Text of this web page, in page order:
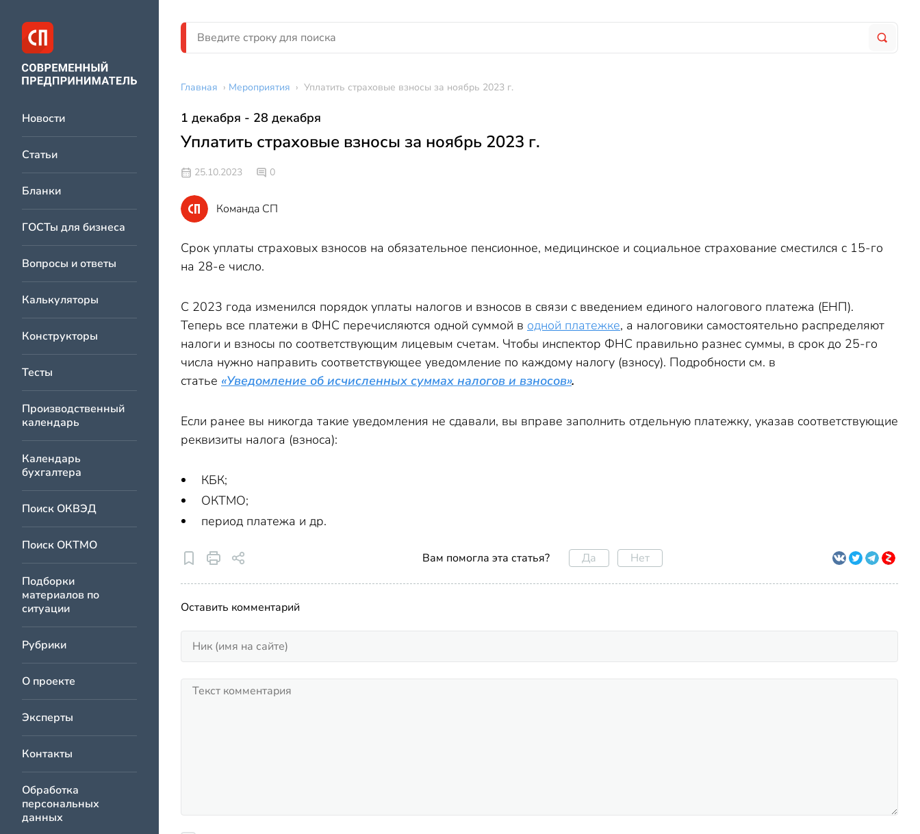
Новости
Статьи
Бланки
ГОСТы для бизнеса
Вопросы и ответы
Калькуляторы
Конструкторы
Тесты
Производственный
календарь
Календарь
бухгалтера
Поиск ОКВЭД
Поиск ОКТМО
Подборки
материалов по
ситуации
Рубрики
О проекте
Эксперты
Контакты
Обработка
персональных
данных
Главная › Мероприятия › Уплатить страховые взносы за ноябрь 2023 г.
1 декабря - 28 декабря
Уплатить страховые взносы за ноябрь 2023 г.
25.10.2023 0
Команда СП
Срок уплаты страховых взносов на обязательное пенсионное, медицинское и социальное страхование сместился с 15-го
на 28-е число.
С 2023 года изменился порядок уплаты налогов и взносов в связи с введением единого налогового платежа (ЕНП).
Теперь все платежи в ФНС перечисляются одной суммой в одной платежке, а налоговики самостоятельно распределяют
налоги и взносы по соответствующим лицевым счетам. Чтобы инспектор ФНС правильно разнес суммы, в срок до 25-го
числа нужно направить соответствующее уведомление по каждому налогу (взносу). Подробности см. в
статье «Уведомление об исчисленных суммах налогов и взносов».
Если ранее вы никогда такие уведомления не сдавали, вы вправе заполнить отдельную платежку, указав соответствующие
реквизиты налога (взноса):
КБК;
ОКТМО;
период платежа и др.
Вам помогла эта статья? Да Нет
Оставить комментарий